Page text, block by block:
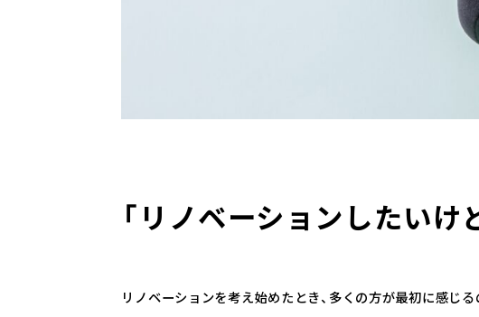
「リノベーションしたいけ
リノベーションを考え始めたとき、多くの方が最初に感じる